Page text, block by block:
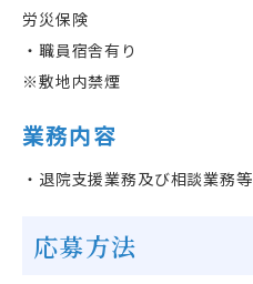
労災保険
・職員宿舎有り
※敷地内禁煙
業務内容
・退院支援業務及び相談業務等
応募方法